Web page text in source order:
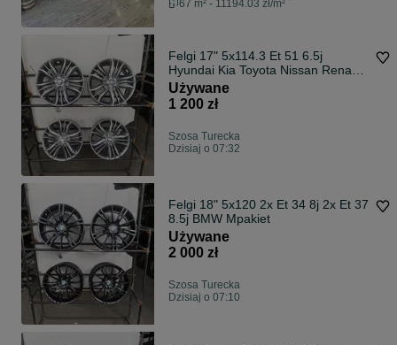
67 m² - 11194.03 zł/m²
Felgi 17" 5x114.3 Et 51 6.5j
Hyundai Kia Toyota Nissan Renault
Honda
Używane
1 200 zł
Szosa Turecka
Dzisiaj o 07:32
Felgi 18" 5x120 2x Et 34 8j 2x Et 37
8.5j BMW Mpakiet
Używane
2 000 zł
Szosa Turecka
Dzisiaj o 07:10